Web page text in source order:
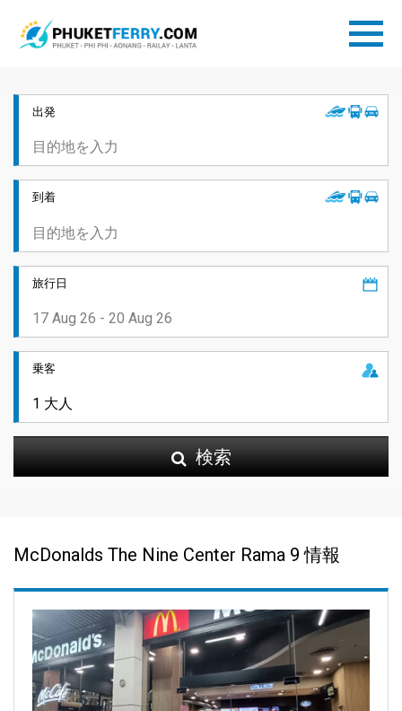
出発
到着
旅行日
乗客
検索
McDonalds The Nine Center Rama 9 情報